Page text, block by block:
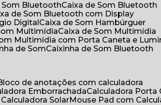
Som Bluetooth
Caixa de Som Bluetooth
de Som Bluetooth com Display
Digital
Caixa de Som Hambúrguer
Multimídia
Caixa de Som Multimídia
Multimídia com Porta Caneta e
de Som
Caixinha de Som Bluetooth
Bloco de anotações com calculadora
Emborrachada
Calculadora Porta
Calculadora Solar
Mouse Pad com